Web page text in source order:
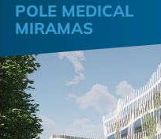
POLE MEDICAL
MIRAMAS